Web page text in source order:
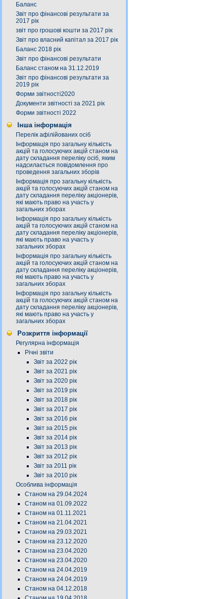
Баланс
Звіт про фінансові результати за
2017 рік
звіт про грошові кошти за 2017 рік
Звіт про власний капітал за 2017 рік
Баланс 2018 рік
Звіт про фінансові результати
Баланс станом на 31.12.2019
Звіт про фінансові результати за
2019 рік
Форми звітності2020
Документи звітності за 2021 рік
Форми звітності 2022
Інша інформація
Перелік афілійованих осіб
Інформація про загальну кількість
акцій та голосуючих акцій станом на
дату складання переліку осіб, яким
надсилається повідомлення про
проведення загальних зборів
Інформація про загальну кількість
акцій та голосуючих акцій станом на
дату складання переліку акціонерів,
які мають право на участь у
загальних зборах
Інформація про загальну кількість
акцій та голосуючих акцій станом на
дату складання переліку акціонерів,
які мають право на участь у
загальних зборах
Інформація про загальну кількість
акцій та голосуючих акцій станом на
дату складання переліку акціонерів,
які мають право на участь у
загальних зборах
Інформація про загальну кількість
акцій та голосуючих акцій станом на
дату складання переліку акціонерів,
які мають право на участь у
загальних зборах
Розкриття інформації
Регулярна інформація
Річні звіти
Звіт за 2022 рік
Звіт за 2021 рік
Звіт за 2020 рік
Звіт за 2019 рік
Звіт за 2018 рік
Звіт за 2017 рік
Звіт за 2016 рік
Звіт за 2015 рік
Звіт за 2014 рік
Звіт за 2013 рік
Звіт за 2012 рік
Звіт за 2011 рік
Звіт за 2010 рік
Особлива інформація
Станом на 29.04.2024
Станом на 01.09.2022
Станом на 01.11.2021
Станом на 21.04.2021
Станом на 29.03.2021
Станом на 23.12.2020
Станом на 23.04.2020
Станом на 23.04.2020
Станом на 24.04.2019
Станом на 24.04.2019
Станом на 04.12.2018